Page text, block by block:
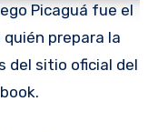
Picaguá fue el
prepara la
del sitio oficial del